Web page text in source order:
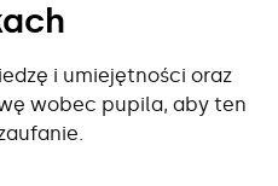
i umiejętności oraz
wobec pupila, aby ten